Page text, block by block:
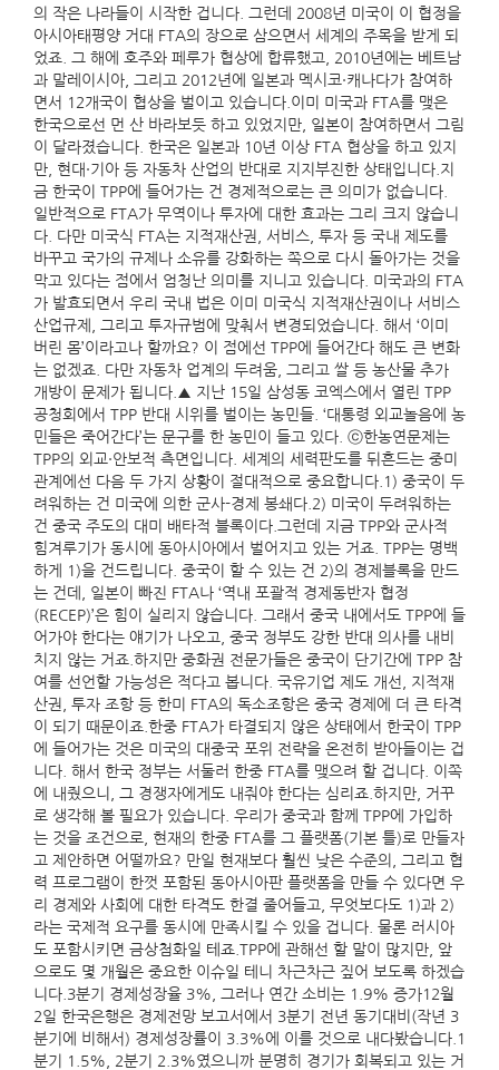
의 작은 나라들이 시작한 겁니다. 그런데 2008년 미국이 이 협정을
아시아태평양 거대 FTA의 장으로 삼으면서 세계의 주목을 받게 되
었죠. 그 해에 호주와 페루가 협상에 합류했고, 2010년에는 베트남
과 말레이시아, 그리고 2012년에 일본과 멕시코·캐나다가 참여하
면서 12개국이 협상을 벌이고 있습니다.이미 미국과 FTA를 맺은
한국으로선 먼 산 바라보듯 하고 있었지만, 일본이 참여하면서 그림
이 달라졌습니다. 한국은 일본과 10년 이상 FTA 협상을 하고 있지
만, 현대·기아 등 자동차 산업의 반대로 지지부진한 상태입니다.지
금 한국이 TPP에 들어가는 건 경제적으로는 큰 의미가 없습니다.
일반적으로 FTA가 무역이나 투자에 대한 효과는 그리 크지 않습니
다. 다만 미국식 FTA는 지적재산권, 서비스, 투자 등 국내 제도를
바꾸고 국가의 규제나 소유를 강화하는 쪽으로 다시 돌아가는 것을
막고 있다는 점에서 엄청난 의미를 지니고 있습니다. 미국과의 FTA
가 발효되면서 우리 국내 법은 이미 미국식 지적재산권이나 서비스
산업규제, 그리고 투자규범에 맞춰서 변경되었습니다. 해서 ‘이미
버린 몸’이라고나 할까요? 이 점에선 TPP에 들어간다 해도 큰 변화
는 없겠죠. 다만 자동차 업계의 두려움, 그리고 쌀 등 농산물 추가
개방이 문제가 됩니다.▲ 지난 15일 삼성동 코엑스에서 열린 TPP
공청회에서 TPP 반대 시위를 벌이는 농민들. ‘대통령 외교놀음에 농
민들은 죽어간다’는 문구를 한 농민이 들고 있다. ⓒ한농연문제는
TPP의 외교·안보적 측면입니다. 세계의 세력판도를 뒤흔드는 중미
관계에선 다음 두 가지 상황이 절대적으로 중요합니다.1) 중국이 두
려워하는 건 미국에 의한 군사-경제 봉쇄다.2) 미국이 두려워하는
건 중국 주도의 대미 배타적 블록이다.그런데 지금 TPP와 군사적
힘겨루기가 동시에 동아시아에서 벌어지고 있는 거죠. TPP는 명백
하게 1)을 건드립니다. 중국이 할 수 있는 건 2)의 경제블록을 만드
는 건데, 일본이 빠진 FTA나 ‘역내 포괄적 경제동반자 협정
(RECEP)’은 힘이 실리지 않습니다. 그래서 중국 내에서도 TPP에 들
어가야 한다는 얘기가 나오고, 중국 정부도 강한 반대 의사를 내비
치지 않는 거죠.하지만 중화권 전문가들은 중국이 단기간에 TPP 참
여를 선언할 가능성은 적다고 봅니다. 국유기업 제도 개선, 지적재
산권, 투자 조항 등 한미 FTA의 독소조항은 중국 경제에 더 큰 타격
이 되기 때문이죠.한중 FTA가 타결되지 않은 상태에서 한국이 TPP
에 들어가는 것은 미국의 대중국 포위 전략을 온전히 받아들이는 겁
니다. 해서 한국 정부는 서둘러 한중 FTA를 맺으려 할 겁니다. 이쪽
에 내줬으니, 그 경쟁자에게도 내줘야 한다는 심리죠.하지만, 거꾸
로 생각해 볼 필요가 있습니다. 우리가 중국과 함께 TPP에 가입하
는 것을 조건으로, 현재의 한중 FTA를 그 플랫폼(기본 틀)로 만들자
고 제안하면 어떨까요? 만일 현재보다 훨씬 낮은 수준의, 그리고 협
력 프로그램이 한껏 포함된 동아시아판 플랫폼을 만들 수 있다면 우
리 경제와 사회에 대한 타격도 한결 줄어들고, 무엇보다도 1)과 2)
라는 국제적 요구를 동시에 만족시킬 수 있을 겁니다. 물론 러시아
도 포함시키면 금상첨화일 테죠.TPP에 관해선 할 말이 많지만, 앞
으로도 몇 개월은 중요한 이슈일 테니 차근차근 짚어 보도록 하겠습
니다.3분기 경제성장율 3%, 그러나 연간 소비는 1.9% 증가12월
2일 한국은행은 경제전망 보고서에서 3분기 전년 동기대비(작년 3
분기에 비해서) 경제성장률이 3.3%에 이를 것으로 내다봤습니다.1
분기 1.5%, 2분기 2.3%였으니까 분명히 경기가 회복되고 있는 거